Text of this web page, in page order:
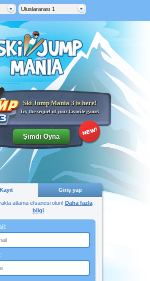
Uluslararası 1
Ski Jump Mania 3 is here!
Try the sequel of your favorite game!
Kayıt Giriş yap
atlama efsanesi olun! Daha fazla
bilgi